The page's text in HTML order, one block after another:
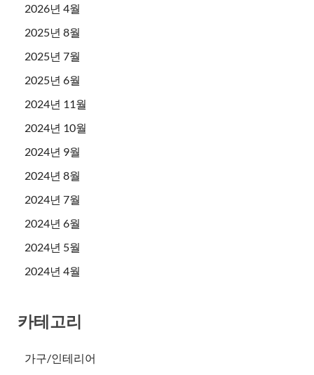
2026년 4월
2025년 8월
2025년 7월
2025년 6월
2024년 11월
2024년 10월
2024년 9월
2024년 8월
2024년 7월
2024년 6월
2024년 5월
2024년 4월
카테고리
가구/인테리어